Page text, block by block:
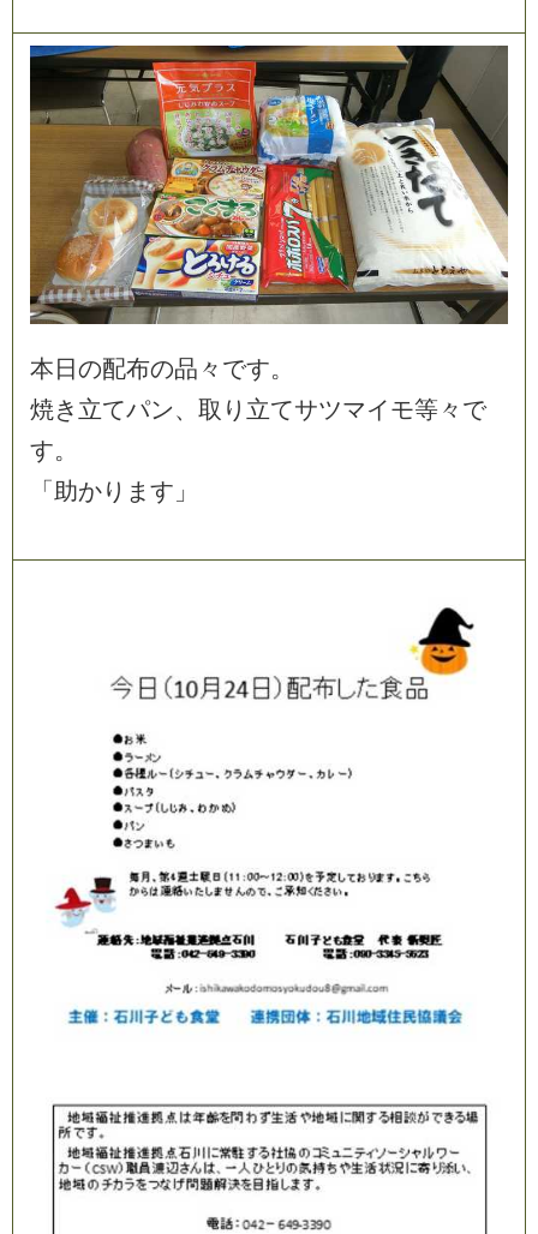
本 日 の配布の品 々 です。
焼き 立てパン、 取 り 立てサツマイモ等々 で
す。
「 助かり ま す 」